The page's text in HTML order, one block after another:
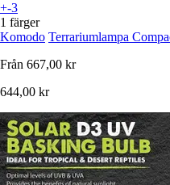
+-3
1 färger
Komodo Terrariumlampa
Från 667,00 kr
644,00 kr